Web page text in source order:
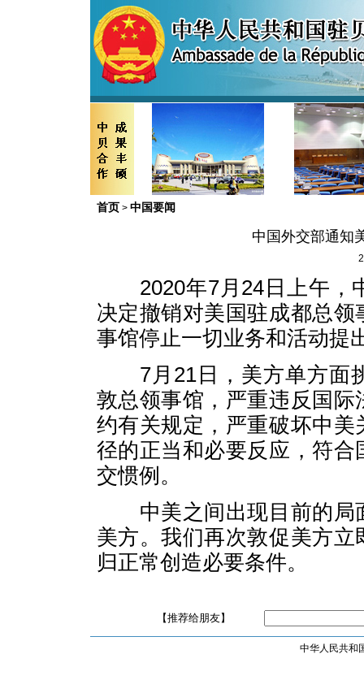
首页 > 中国要闻
中国外交部通知
2020年7月24日上午，
决定撤销对美国驻成都总
事馆停止一切业务和活动提
7月21日，美方单方面
敦总领事馆，严重违反国
约有关规定，严重破坏中
径的正当和必要反应，符
交惯例。
中美之间出现目前的局
美方。我们再次敦促美方
归正常创造必要条件。
【推荐给朋友】
中华人民共和